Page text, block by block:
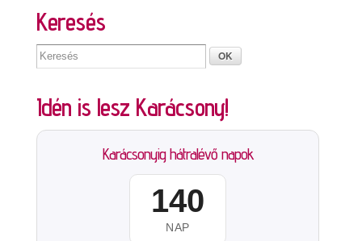
Keresés
Idén is lesz Karácsony!
Karácsonyig hátralévő napok
140
NAP